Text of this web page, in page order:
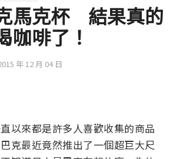
馬克杯 結果真的
咖啡了！
年 12 月 04 日
以來都是許多人喜歡收集的商品
克最近竟然推出了一個超巨大尺